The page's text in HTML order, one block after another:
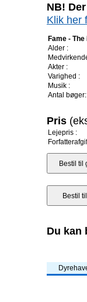
NB!
Klik her
Fame - The
Alder :
Akter :
Varighed :
Musik :
Antal bøger:
Pris
Lejepris :
Du kan